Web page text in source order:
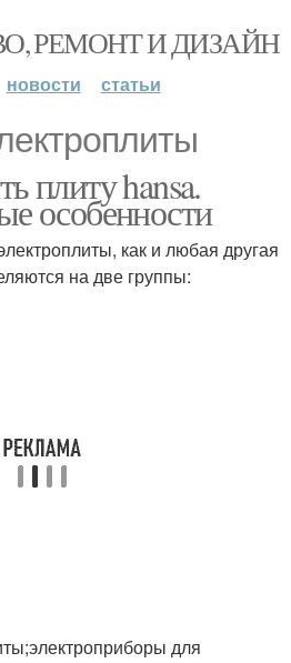
РЕМОНТ И ДИЗАЙН
новости статьи
плиту hansa.
особенности
как и любая другая
на две группы:
для